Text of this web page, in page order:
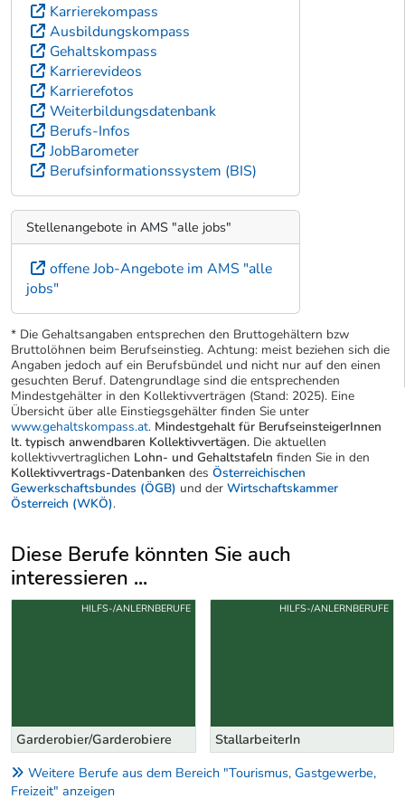
Karrierekompass
Ausbildungskompass
Gehaltskompass
Karrierevideos
Karrierefotos
Weiterbildungsdatenbank
Berufs-Infos
JobBarometer
Berufsinformationssystem (BIS)
Stellenangebote in AMS "alle jobs"
offene Job-Angebote im AMS "alle
jobs"
* Die Gehaltsangaben entsprechen den Bruttogehältern bzw
Bruttolöhnen beim Berufseinstieg. Achtung: meist beziehen sich die
Angaben jedoch auf ein Berufsbündel und nicht nur auf den einen
gesuchten Beruf. Datengrundlage sind die entsprechenden
Mindestgehälter in den Kollektivverträgen (Stand: 2025). Eine
Übersicht über alle Einstiegsgehälter finden Sie unter
www.gehaltskompass.at. Mindestgehalt für BerufseinsteigerInnen
lt. typisch anwendbaren Kollektivvertägen. Die aktuellen
kollektivvertraglichen Lohn- und Gehaltstafeln finden Sie in den
Kollektivvertrags-Datenbanken des Österreichischen
Gewerkschaftsbundes (ÖGB) und der Wirtschaftskammer
Österreich (WKÖ).
Diese Berufe könnten Sie auch
interessieren ...
Uber weitere Berufsvorschläge
Garderobier/Garderobiere
HILFS-/ANLERNBERUFE
StallarbeiterIn
HILFS-/ANLERNBERUFE
Weitere Berufe aus dem Bereich "Tourismus, Gastgewerbe,
Freizeit" anzeigen